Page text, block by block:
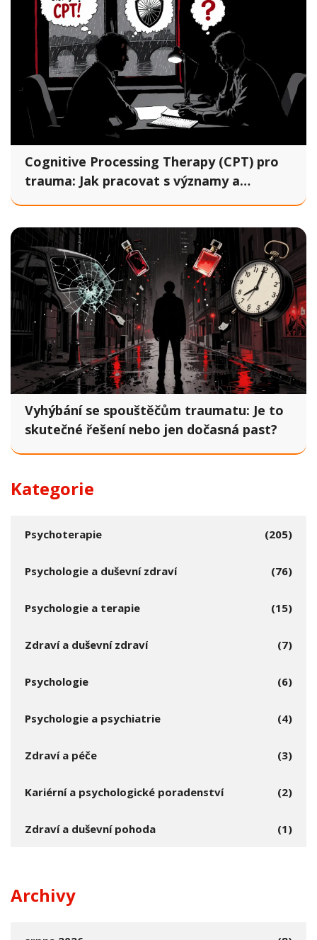
Cognitive Processing Therapy (CPT) pro
trauma: Jak pracovat s významy a
Vyhýbání se spouštěčům traumatu: Je to
skutečné řešení nebo jen dočasná past?
Kategorie
Psychoterapie (205)
Psychologie a duševní zdraví (76)
Psychologie a terapie (15)
Zdraví a duševní zdraví (7)
Psychologie (6)
Psychologie a psychiatrie (4)
Zdraví a péče (3)
Kariérní a psychologické poradenství (2)
Zdraví a duševní pohoda (1)
Archivy